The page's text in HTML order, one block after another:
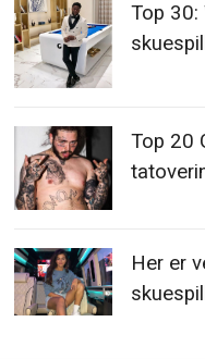
Top 30:
Top 20
Her er